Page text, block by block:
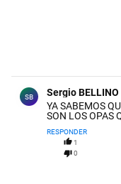
SB Sergio BELLINO
YA SABEMOS
SON LOS OPAS
RESPONDER
1
0